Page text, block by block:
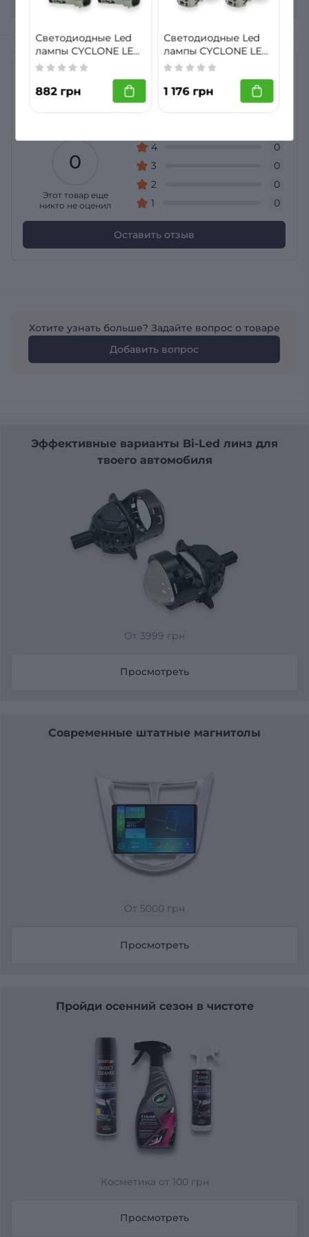
Отзывы
Нет отзывов о товаре Светодиодные Led лампы
0
Этот товар еще
никто не оценил
4
0
3
0
2
0
1
0
Оставить отзыв
Хотите узнать больше? Задайте вопрос о товаре
Добавить вопрос
Эффективные варианты Bi-Led линз для
твоего автомобиля
От 3999 грн
Просмотреть
Современные штатные магнитолы
От 5000 грн
Просмотреть
Пройди осенний сезон в чистоте
Косметика от 100 грн
Просмотреть
Светодиодные Led
лампы CYCLONE LED
HB3 (9005) 5000K
4600LM TYPE 33
882 грн
Светодиодные Led
лампы CYCLONE LED
HB3 (9005) 5500K
1 176 грн